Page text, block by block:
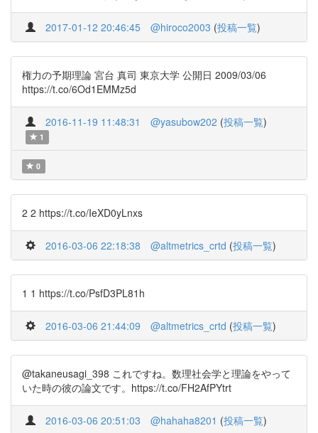
2017-01-12 20:46:45 @hiroco2003 (投稿一覧)
権力の予期理論 宮台 真司 東京大学 公開日 2009/03/06
https://t.co/6Od1EMMz5d
2016-11-19 11:48:31 @yasubow202 (投稿一覧)
1
0
2 2 https://t.co/IeXD0yLnxs
2016-03-06 22:18:38 @altmetrics_crtd (投稿一覧)
1 1 https://t.co/PsfD3PL81h
2016-03-06 21:44:09 @altmetrics_crtd (投稿一覧)
@takaneusagi_398 これですね。数理社会学と理論をやって
いた時の彼の論文です。https://t.co/FH2AfPYtrt
2016-03-06 20:51:03 @hahaha8201 (投稿一覧)